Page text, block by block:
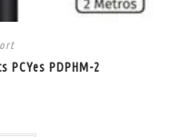
PCYes PDPHM-2